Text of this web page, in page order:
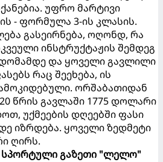
უფრო მარტივი
- ფორმულა 3-ის კლასის.
გასეირნება, ოღონდ, რა
ინსტრუქტაჟის შემდეგ
და ყოველი გავლილი
რაც შეეხება, ის
ორშაბათიდან
წრის გავლაში 1775 დოლარი
უქმეების დღეებში ფასი
იზრდება. ყოველი ზედმეტი
ღირს.
გაზეთი "ლელო"